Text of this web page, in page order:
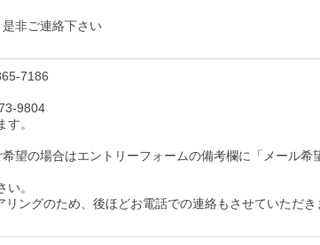
非ご連絡下さい
7186
9804
。
望の場合はエントリーフォームの備考欄に「メール希
。
ングのため、後ほどお電話での連絡もさせていただき